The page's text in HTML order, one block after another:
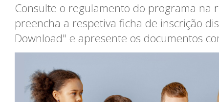
Consulte o regulamento do programa na
preencha a respetiva ficha de inscrição
Download" e apresente os documentos